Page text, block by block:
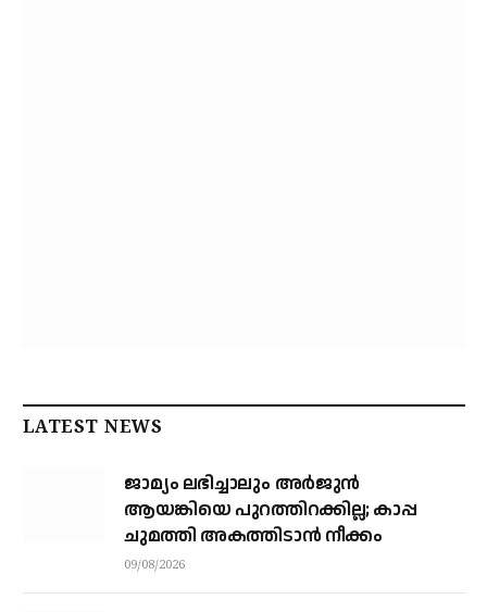
LATEST NEWS
ജാമ്യം ലഭിച്ചാലും അര്‍ജുന്‍
ആയങ്കിയെ പുറത്തിറക്കില്ല; കാപ്പ
ചുമത്തി അകത്തിടാന്‍ നീക്കം
09/08/2026